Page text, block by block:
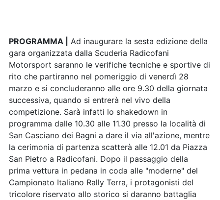
PROGRAMMA |
Ad inaugurare la sesta edizione della
gara organizzata dalla Scuderia Radicofani
Motorsport saranno le verifiche tecniche e sportive di
rito che partiranno nel pomeriggio di venerdì 28
marzo e si concluderanno alle ore 9.30 della giornata
successiva, quando si entrerà nel vivo della
competizione. Sarà infatti lo shakedown in
programma dalle 10.30 alle 11.30 presso la località di
San Casciano dei Bagni a dare il via all'azione, mentre
la cerimonia di partenza scatterà alle 12.01 da Piazza
San Pietro a Radicofani. Dopo il passaggio della
prima vettura in pedana in coda alle "moderne" del
Campionato Italiano Rally Terra, i protagonisti del
tricolore riservato allo storico si daranno battaglia